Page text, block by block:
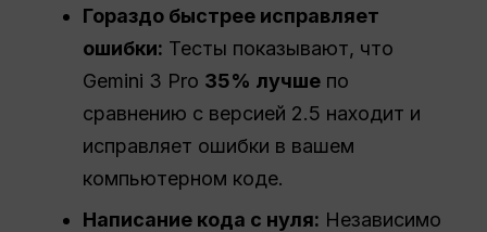
Гораздо быстрее исправляет
ошибки: Тесты показывают, что
Gemini 3 Pro 35% лучше по
сравнению с версией 2.5 находит и
исправляет ошибки в вашем
компьютерном коде.
Написание кода с нуля: Независимо